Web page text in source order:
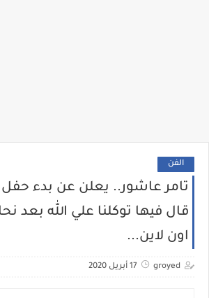
الفن
تامر عاشور.. يعلن عن بدء حفل
قال فيها توكلنا علي الله بعد
اون لاين...
groyed 17 أبريل 2020